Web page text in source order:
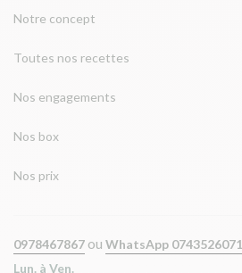
Notre concept
Toutes nos recettes
Nos engagements
Nos box
Nos prix
0978467867 ou WhatsApp 0743526071
Lun. à Ven.